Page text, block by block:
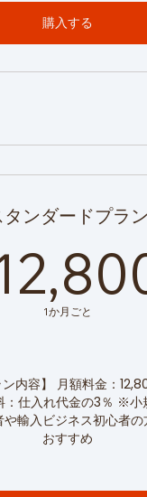
購入する
￥
タンダードプラン
1か月ごと
ン内容】 月額料金：
：仕入れ代金の3％ ※小
や輸入ビジネス初心者の
おすすめ